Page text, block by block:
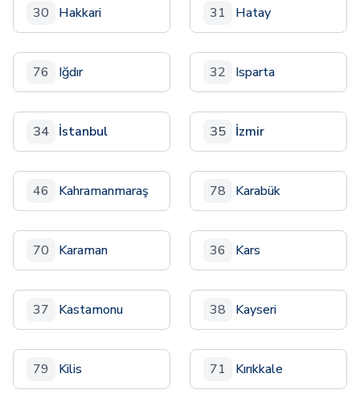
30 Hakkari 31 Hatay
76 Iğdır 32 Isparta
34 İstanbul 35 İzmir
46 Kahramanmaraş 78 Karabük
70 Karaman 36 Kars
37 Kastamonu 38 Kayseri
79 Kilis 71 Kırıkkale